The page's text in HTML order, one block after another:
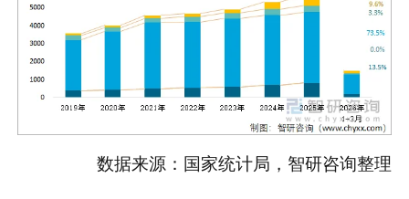
数据来源：国家统计局，智研咨询整理